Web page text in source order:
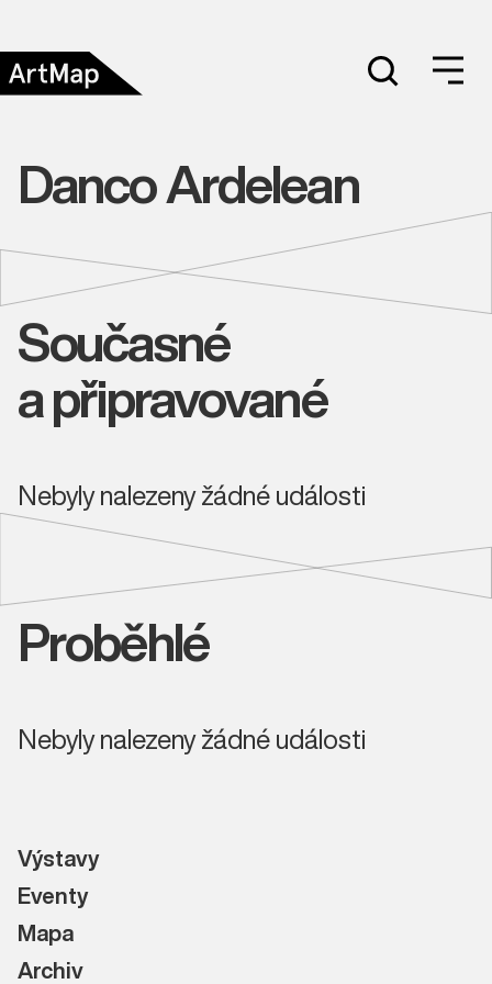
Danco Ardelean
Současné
a připravované
Nebyly nalezeny žádné události
Proběhlé
Nebyly nalezeny žádné události
Výstavy
Eventy
Mapa
Archiv